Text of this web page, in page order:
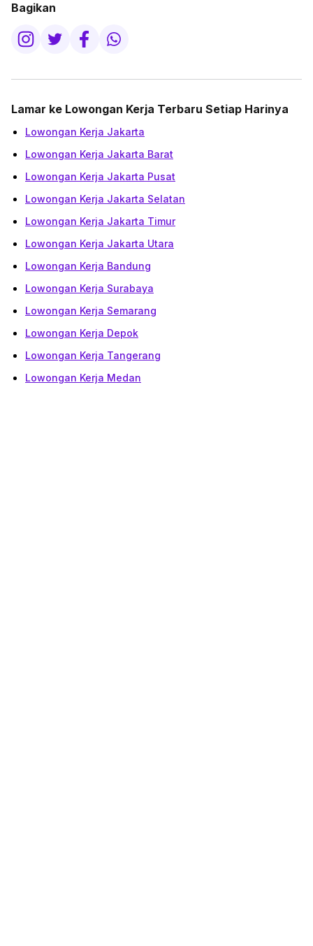
Bagikan
Lamar ke Lowongan Kerja Terbaru Setiap Harinya
Lowongan Kerja Jakarta
Lowongan Kerja Jakarta Barat
Lowongan Kerja Jakarta Pusat
Lowongan Kerja Jakarta Selatan
Lowongan Kerja Jakarta Timur
Lowongan Kerja Jakarta Utara
Lowongan Kerja Bandung
Lowongan Kerja Surabaya
Lowongan Kerja Semarang
Lowongan Kerja Depok
Lowongan Kerja Tangerang
Lowongan Kerja Medan